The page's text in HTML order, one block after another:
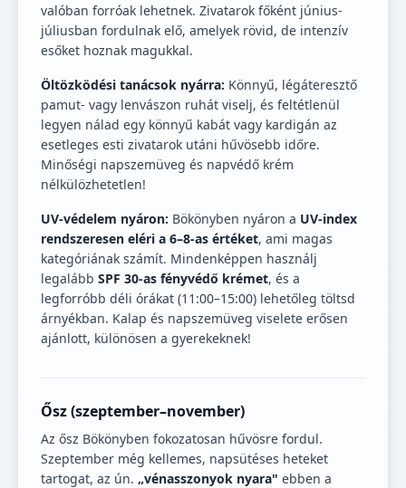
valóban forróak lehetnek. Zivatarok főként június-
júliusban fordulnak elő, amelyek rövid, de intenzív
esőket hoznak magukkal.
Öltözködési tanácsok nyárra: Könnyű, légáteresztő
pamut- vagy lenvászon ruhát viselj, és feltétlenül
legyen nálad egy könnyű kabát vagy kardigán az
esetleges esti zivatarok utáni hűvösebb időre.
Minőségi napszemüveg és napvédő krém
nélkülözhetetlen!
UV-védelem nyáron: Bökönyben nyáron a UV-index
rendszeresen eléri a 6–8-as értéket, ami magas
kategóriának számít. Mindenképpen használj
legalább SPF 30-as fényvédő krémet, és a
legforróbb déli órákat (11:00–15:00) lehetőleg töltsd
árnyékban. Kalap és napszemüveg viselete erősen
ajánlott, különösen a gyerekeknek!
Ősz (szeptember–november)
Az ősz Bökönyben fokozatosan hűvösre fordul.
Szeptember még kellemes, napsütéses heteket
tartogat, az ún. „vénasszonyok nyara" ebben a